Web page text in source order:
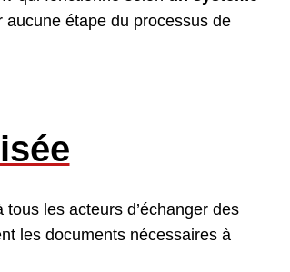
étape du processus de
les acteurs d’échanger des
les documents nécessaires à